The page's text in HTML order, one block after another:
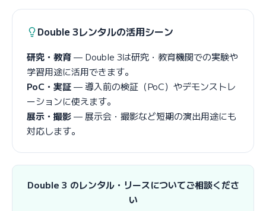
Double 3レンタルの活用シーン
研究・教育— Double 3は研究・教育機関での実験や
学習用途に活用できます。
PoC・実証— 導入前の検証（PoC）やデモンストレ
ーションに使えます。
展示・撮影— 展示会・撮影など短期の演出用途にも
対応します。
Double 3 のレンタル・リースについてご相談くださ
い